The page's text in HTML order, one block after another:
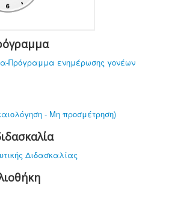
Πρόγραμμα ενημέρωσης γονέων
- Μη προσμέτρηση)
Διδασκαλίας